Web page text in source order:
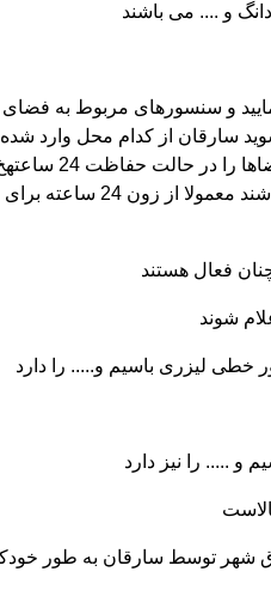
به درب ورودی ساختمان را به زون 1 متصل نمایید و سنسورهای مربوط به انبار را به زون 2 متصل نمایید و
هم در زمان سرقت متوجه شوید سارقان از کدام محل
میتوانید در مواقع دلخواه بخشی از محل را مورد حفاظت
عنوان مثال شما می توانید انبار را در حالت زون 24 ساعته قرار دهید به این
فعال هستند
شوند
خطی لیزری باسیم و..... را دارد
..... را نیز دارد
شهر توسط سارقان به طور